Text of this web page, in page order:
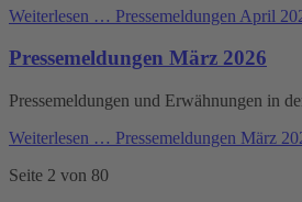
Weiterlesen … Pressemeldungen April
Pressemeldungen März 2026
Pressemeldungen und Erwähnungen in
Weiterlesen … Pressemeldungen März
Seite 2 von 80